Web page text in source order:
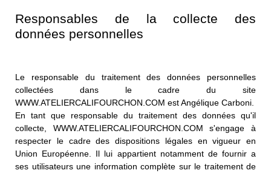
Responsables de la collecte des
données personnelles
Le responsable du traitement des données personnelles
collectées dans le cadre du site
WWW.ATELIERCALIFOURCHON.COM est Angélique Carboni.
En tant que responsable du traitement des données qu'il
collecte, WWW.ATELIERCALIFOURCHON.COM s'engage à
respecter le cadre des dispositions légales en vigueur en
Union Européenne. Il lui appartient notamment de fournir a
ses utilisateurs une information complète sur le traitement de